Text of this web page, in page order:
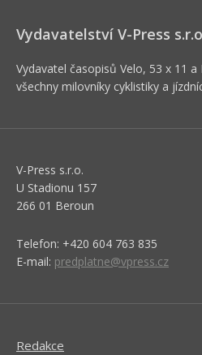
Vydavatelství V-Press
Vydavatel časopisů Velo, 53 x 11
všechny milovníky cyklistiky a
V-Press s.r.o.
U Stadionu 157
266 01 Beroun
Telefon: +420 604 763 835
E-mail: predplatne@vpress.cz
Redakce